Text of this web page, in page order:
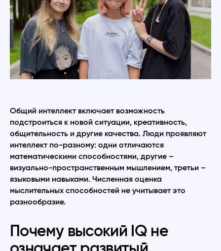
Общий интеллект включает возможность
подстроиться к новой ситуации, креативность,
общительность и другие качества. Люди проявляют
интеллект по-разному: одни отличаются
математическими способностями, другие –
визуально-пространственным мышлением, третьи –
языковыми навыками. Численная оценка
мыслительных способностей не учитывает это
разнообразие.
Почему высокий IQ не